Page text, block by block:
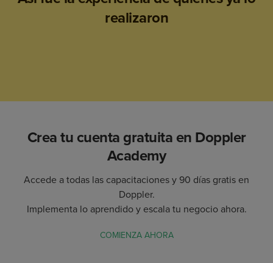
realizaron
Crea tu cuenta gratuita en Doppler
Academy
Accede a todas las capacitaciones y 90 días gratis en
Doppler.
Implementa lo aprendido y escala tu negocio ahora.
COMIENZA AHORA